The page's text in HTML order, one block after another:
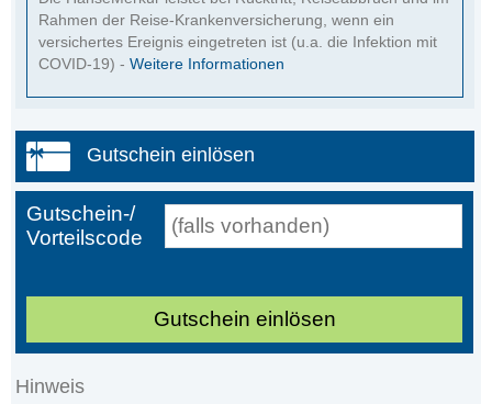
Rahmen der Reise-Krankenversicherung, wenn ein
versichertes Ereignis eingetreten ist (u.a. die Infektion mit
COVID-19) -Weitere Informationen
Gutschein einlösen
Gutschein-/
Vorteilscode
Gutschein einlösen
Hinweis